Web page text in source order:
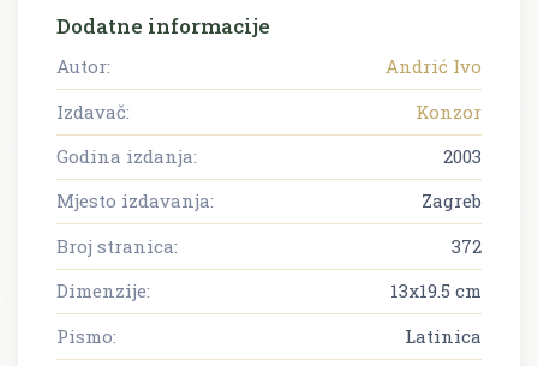
Dodatne informacije
Autor:
Andrić Ivo
Izdavač:
Konzor
Godina izdanja:
2003
Mjesto izdavanja:
Zagreb
Broj stranica:
372
Dimenzije:
13x19.5 cm
Pismo:
Latinica